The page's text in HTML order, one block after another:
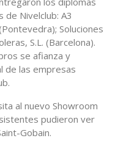
Nivelclub: A3
Soluciones
S.L. (Barcelona).
se afianza y
de las empresas
al nuevo Showroom
pudieron ver
Gobain.